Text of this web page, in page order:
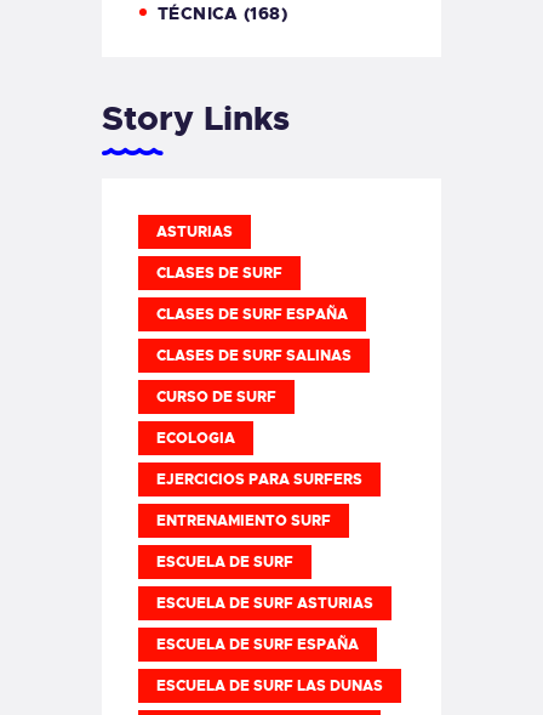
TÉCNICA (168)
Story Links
ASTURIAS
CLASES DE SURF
CLASES DE SURF ESPAÑA
CLASES DE SURF SALINAS
CURSO DE SURF
ECOLOGIA
EJERCICIOS PARA SURFERS
ENTRENAMIENTO SURF
ESCUELA DE SURF
ESCUELA DE SURF ASTURIAS
ESCUELA DE SURF ESPAÑA
ESCUELA DE SURF LAS DUNAS